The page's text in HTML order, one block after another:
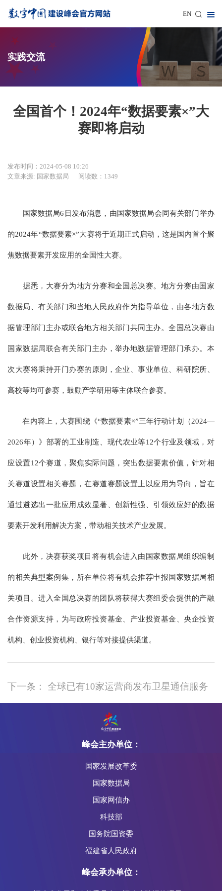
EN
实践交流
全国首个！2024年“数据要素×”大
赛即将启动
发布时间：2024-05-08 10:26
文章来源: 国家数据局
阅读数：1349
国家数据局6日发布消息，由国家数据局会同有关部门举办
的2024年“数据要素×”大赛将于近期正式启动，这是国内首个聚
焦数据要素开发应用的全国性大赛。
据悉，大赛分为地方分赛和全国总决赛。地方分赛由国家
数据局、有关部门和当地人民政府作为指导单位，由各地方数
据管理部门主办或联合地方相关部门共同主办。全国总决赛由
国家数据局联合有关部门主办，举办地数据管理部门承办。本
次大赛将秉持开门办赛的原则，企业、事业单位、科研院所、
高校等均可参赛，鼓励产学研用等主体联合参赛。
在内容上，大赛围绕《“数据要素×”三年行动计划（2024—
2026年）》部署的工业制造、现代农业等12个行业及领域，对
应设置12个赛道，聚焦实际问题，突出数据要素价值，针对相
关赛道设置相关赛题，在赛道赛题设置上以应用为导向，旨在
通过遴选出一批应用成效显著、创新性强、引领效应好的数据
要素开发利用解决方案，带动相关技术产业发展。
此外，决赛获奖项目将有机会进入由国家数据局组织编制
的相关典型案例集，所在单位将有机会推荐申报国家数据局相
关项目。进入全国总决赛的团队将获得大赛组委会提供的产融
合作资源支持，为与政府投资基金、产业投资基金、央企投资
机构、创业投资机构、银行等对接提供渠道。
下一条： 全球已有10家运营商发布卫星通信服务
峰会主办单位：
国家发展改革委
国家数据局
国家网信办
科技部
国务院国资委
福建省人民政府
峰会承办单位：